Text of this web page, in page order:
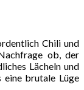
Chili und
ob, der
Lächeln und
eine brutale Lüge